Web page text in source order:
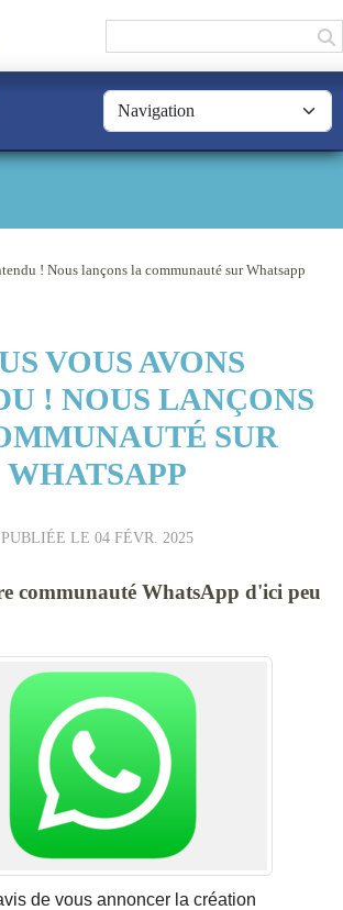
! Nous lançons la communauté sur Whatsapp
VOUS AVONS
! NOUS LANÇONS
SUR
WHATSAPP
PUBLIÉE LE 04 FÉVR. 2025
communauté WhatsApp d'ici peu
de vous annoncer la création
cookies